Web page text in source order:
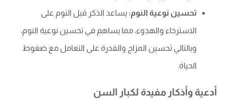
تحسين نوعية النوم: يساعد الذكر قبل النوم على
الاسترخاء والهدوء، مما يساهم في تحسين نوعية النوم،
وبالتالي تحسين المزاج والقدرة على التعامل مع ضغوط
الحياة.
أدعية وأذكار مفيدة لكبار السن